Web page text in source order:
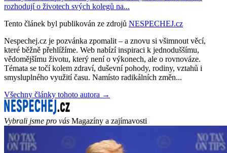
rozhodují o životech svých kolegů na...
Tento článek byl publikován ze zdrojů NESPECHEJ.cz
Nespechej.cz je pozvánka zpomalit – a znovu si všimnout věcí,
které běžně přehlížíme. Web nabízí inspiraci k jednoduššímu,
vědomějšímu životu, který není o výkonech, ale o rovnováze.
Témata se točí kolem zdraví, duševní pohody, rodiny, vztahů i
smysluplného využití času. Namísto radikálních změn...
Všechny články tohoto autora →
Vybrali jsme pro vás Magazíny a zajímavosti